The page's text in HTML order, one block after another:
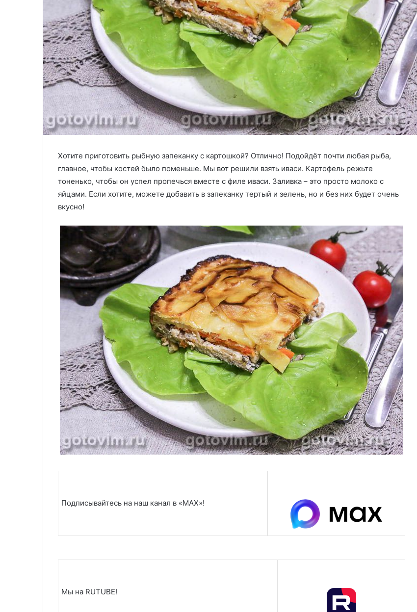
Хотите приготовить рыбную запеканку с картошкой? Отлично! Подойдёт почти любая рыба,
главное, чтобы костей было поменьше. Мы вот решили взять иваси. Картофель режьте
тоненько, чтобы он успел пропечься вместе с филе иваси. Заливка – это просто молоко с
яйцами. Если хотите, можете добавить в запеканку тертый и зелень, но и без них будет очень
вкусно!
Подписывайтесь на наш канал в «MAX»!
Мы на RUTUBE!